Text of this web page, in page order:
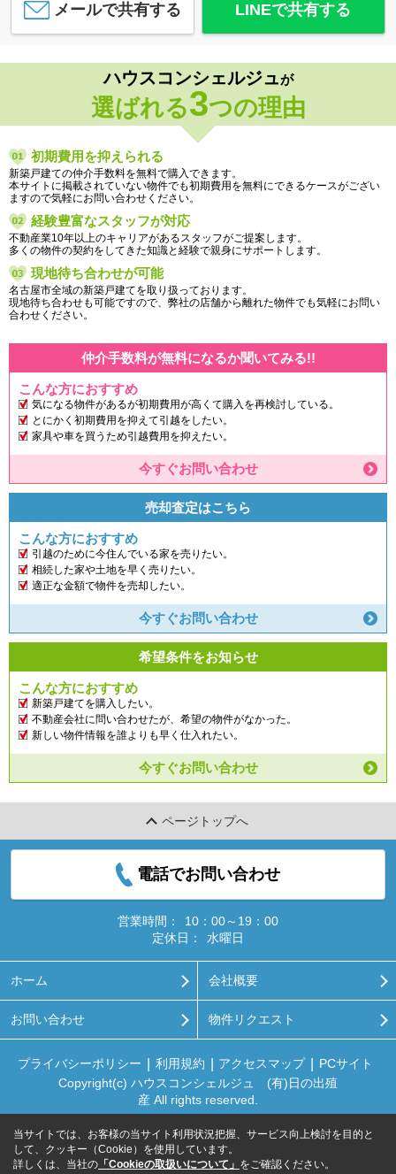
メールで共有する LINEで共有する
ハウスコンシェルジュが
選ばれる3つの理由
初期費用を抑えられる
新築戸建ての仲介手数料を無料で購入できます。
本サイトに掲載されていない物件でも初期費用を無料にできるケースがござい
ますので気軽にお問い合わせください。
経験豊富なスタッフが対応
不動産業10年以上のキャリアがあるスタッフがご提案します。
多くの物件の契約をしてきた知識と経験で親身にサポートします。
現地待ち合わせが可能
名古屋市全域の新築戸建てを取り扱っております。
現地待ち合わせも可能ですので、弊社の店舗から離れた物件でも気軽にお問い
合わせください。
仲介手数料が無料になるか聞いてみる!!
こんな方におすすめ
気になる物件があるが初期費用が高くて購入を再検討している。
とにかく初期費用を抑えて引越をしたい。
家具や車を買うため引越費用を抑えたい。
今すぐお問い合わせ
売却査定はこちら
こんな方におすすめ
引越のために今住んでいる家を売りたい。
相続した家や土地を早く売りたい。
適正な金額で物件を売却したい。
今すぐお問い合わせ
希望条件をお知らせ
こんな方におすすめ
新築戸建てを購入したい。
不動産会社に問い合わせたが、希望の物件がなかった。
新しい物件情報を誰よりも早く仕入れたい。
今すぐお問い合わせ
ページトップへ
電話でお問い合わせ
営業時間：
10：00～19：00
定休日：
水曜日
ホーム 会社概要
お問い合わせ 物件リクエスト
プライバシーポリシー 利用規約 アクセスマップ
PCサイト
Copyright(c) ハウスコンシェルジュ (有)日の出殖
産 All rights reserved.
当サイトでは、お客様の当サイト利用状況把握、サービス向上検討を目的と
して、クッキー（Cookie）を使用しています。
詳しくは、当社の 「Cookieの取扱いについて」 をご確認ください。